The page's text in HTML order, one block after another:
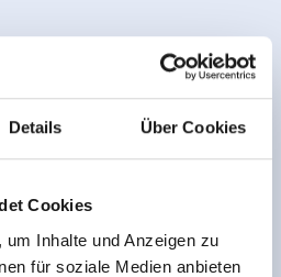
Details Über Cookies
Cookies
Inhalte und Anzeigen zu
für soziale Medien anbieten